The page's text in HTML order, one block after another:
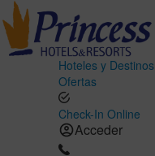
Hoteles y Destinos
Ofertas
Check-In Online
Acceder